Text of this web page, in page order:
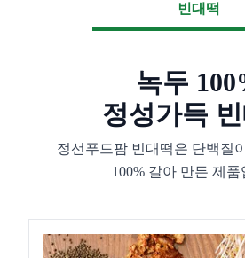
빈대떡
녹두
정성가득
정선푸드팜 빈대떡은 단백질
100% 갈아 만든 제품